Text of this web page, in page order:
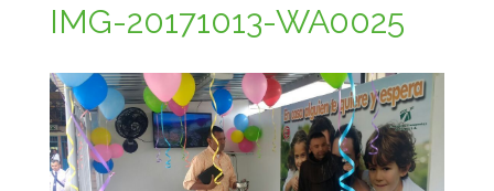
IMG-20171013-WA0025